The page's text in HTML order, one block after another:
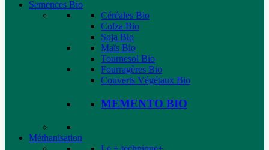
Semences Bio
Céréales Bio
Colza Bio
Soja Bio
Maïs Bio
Tournesol Bio
Fourragères Bio
Couverts Végétaux Bio
MEMENTO BIO
Méthanisation